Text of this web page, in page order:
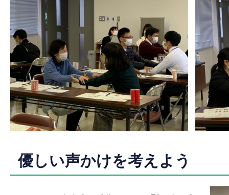
優しい声かけを考えよう